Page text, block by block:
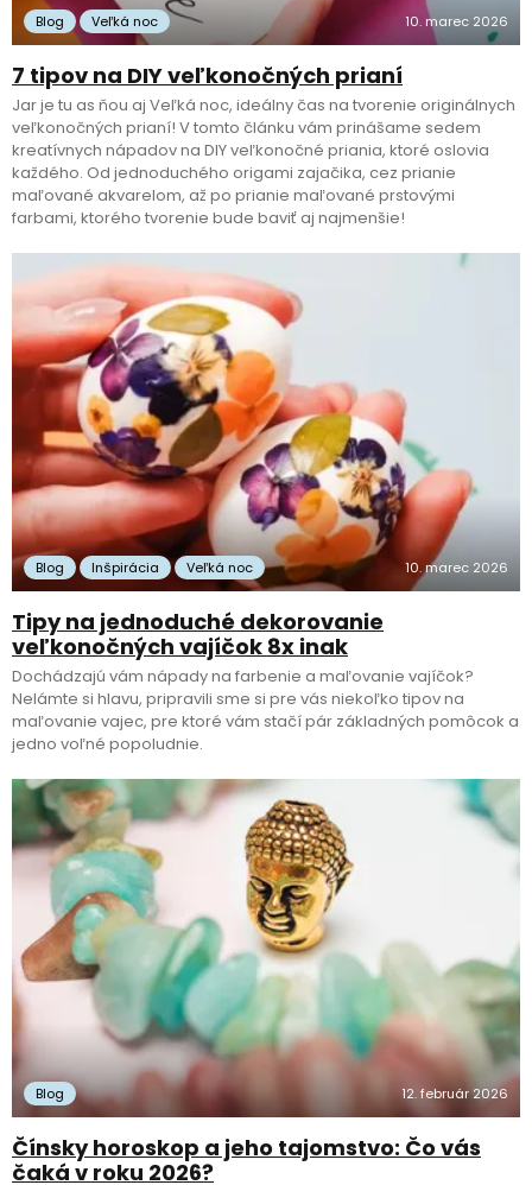
Blog Veľká noc 10. marec 2026
7 tipov na DIY veľkonočných prianí
Jar je tu as ňou aj Veľká noc, ideálny čas na tvorenie originálnych
veľkonočných prianí! V tomto článku vám prinášame sedem
kreatívnych nápadov na DIY veľkonočné priania, ktoré oslovia
každého. Od jednoduchého origami zajačika, cez prianie
maľované akvarelom, až po prianie maľované prstovými
farbami, ktorého tvorenie bude baviť aj najmenšie!
Blog Inšpirácia Veľká noc 10. marec 2026
Tipy na jednoduché dekorovanie
veľkonočných vajíčok 8x inak
Dochádzajú vám nápady na farbenie a maľovanie vajíčok?
Nelámte si hlavu, pripravili sme si pre vás niekoľko tipov na
maľovanie vajec, pre ktoré vám stačí pár základných pomôcok a
jedno voľné popoludnie.
Blog 12. február 2026
Čínsky horoskop a jeho tajomstvo: Čo vás
čaká v roku 2026?